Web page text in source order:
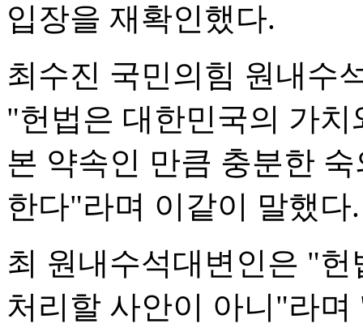
입장을 재확인했다.
최수진 국민의힘 원내수
"헌법은 대한민국의 가
본 약속인 만큼 충분한
한다"라며 이같이 말했다.
최 원내수석대변인은 "
처리할 사안이 아니"라